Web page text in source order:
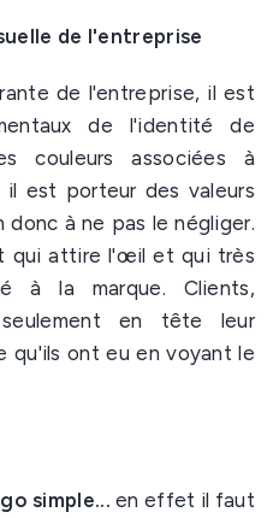
de l'entreprise
de l'entreprise, il est
de l'identité de
couleurs associées à
est porteur des valeurs
à ne pas le négliger.
qui attire l'œil et qui très
à la marque. Clients,
en tête leur
qu'ils ont eu en voyant le
simple...en effet il faut